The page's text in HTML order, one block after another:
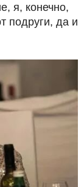
я, конечно,
подруги, да и